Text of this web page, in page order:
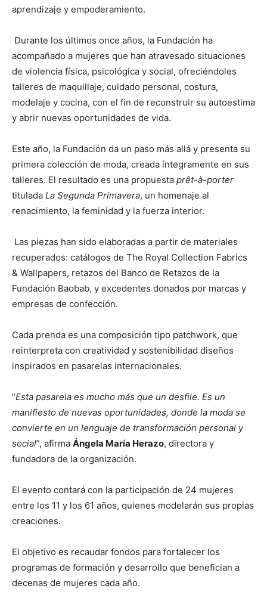
aprendizaje y empoderamiento.
Durante los últimos once años, la Fundación ha
acompañado a mujeres que han atravesado situaciones
de violencia física, psicológica y social, ofreciéndoles
talleres de maquillaje, cuidado personal, costura,
modelaje y cocina, con el fin de reconstruir su autoestima
y abrir nuevas oportunidades de vida.
Este año, la Fundación da un paso más allá y presenta su
primera colección de moda, creada íntegramente en sus
talleres. El resultado es una propuesta prêt-à-porter
titulada La Segunda Primavera, un homenaje al
renacimiento, la feminidad y la fuerza interior.
Las piezas han sido elaboradas a partir de materiales
recuperados: catálogos de The Royal Collection Fabrics
& Wallpapers, retazos del Banco de Retazos de la
Fundación Baobab, y excedentes donados por marcas y
empresas de confección.
Cada prenda es una composición tipo patchwork, que
reinterpreta con creatividad y sostenibilidad diseños
inspirados en pasarelas internacionales.
“Esta pasarela es mucho más que un desfile. Es un
manifiesto de nuevas oportunidades, donde la moda se
convierte en un lenguaje de transformación personal y
social”, afirma Ángela María Herazo, directora y
fundadora de la organización.
El evento contará con la participación de 24 mujeres
entre los 11 y los 61 años, quienes modelarán sus propias
creaciones.
El objetivo es recaudar fondos para fortalecer los
programas de formación y desarrollo que benefician a
decenas de mujeres cada año.